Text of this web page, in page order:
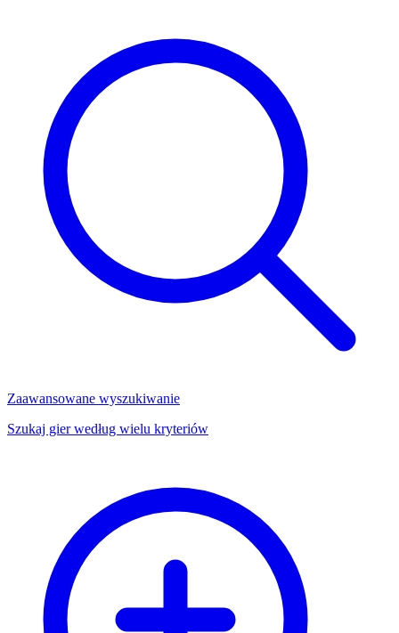
Zaawansowane wyszukiwanie
Szukaj gier według wielu kryteriów